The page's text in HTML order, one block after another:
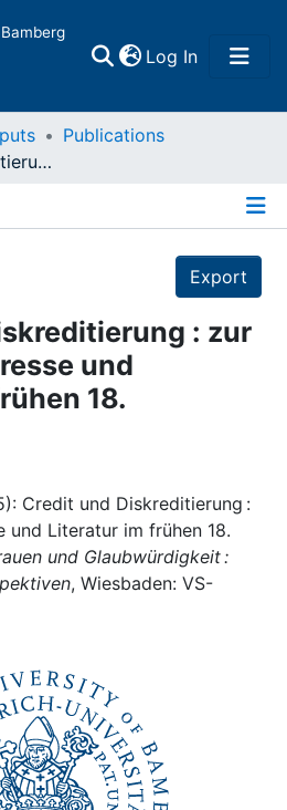
Log In(current)
Publications
Credit und Diskreditierung : zur englischen Presse und Literatur im frühen 18. Jahrhundert
Export
: zur
und
18.
Credit und Diskreditierung :
und Literatur im frühen 18.
und Glaubwürdigkeit :
, Wiesbaden: VS-